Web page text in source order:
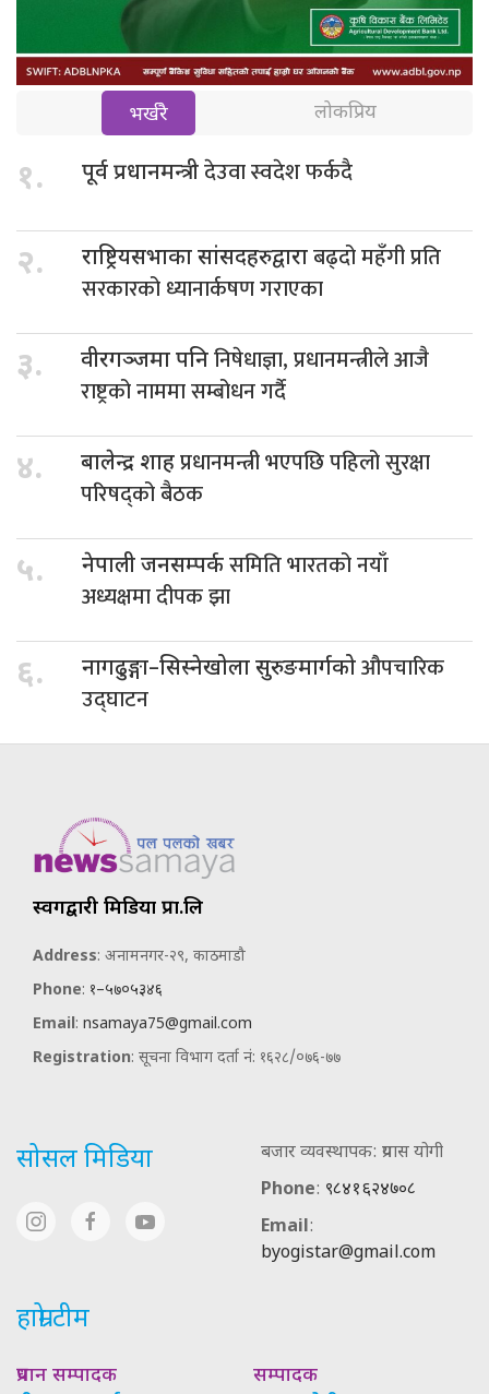
भर्खरै लोकप्रिय
१. पूर्व प्रधानमन्त्रीदेउवा स्वदेश फर्कदै
२. राष्ट्रियसभाका सांसदहरुद्वाराबढ्दो महँगी प्रति
सरकारको ध्यानार्कषण गराएका
३. वीरगञ्जमा पनिनिषेधाज्ञा, प्रधानमन्त्रीले आजै
राष्ट्रको नाममा सम्बोधन गर्दै
४. बालेन्द्र शाहप्रधानमन्त्री भएपछि पहिलो सुरक्षा
परिषद्को बैठक
५. नेपाली जनसम्पर्कसमिति भारतको नयाँ
अध्यक्षमा दीपक झा
६. नागढुङ्गा–सिस्नेखोला सुरुङमार्गकोऔपचारिक
उद्घाटन
स्वर्गद्वारी मिडिया प्रा.लि
Address: अनामनगर-२९, काठमाडौ
Phone: १–५७०५३४६
Email: nsamaya75@gmail.com
Registration: सूचना विभाग दर्ता नं: १६२८/०७६-७७
सोसल मिडिया
बजार व्यवस्थापक: प्रयास योगी
Phone: ९८४१६२४७०८
Email:
byogistar@gmail.com
हाम्रो टीम
प्रधान सम्पादक
सम्पादक